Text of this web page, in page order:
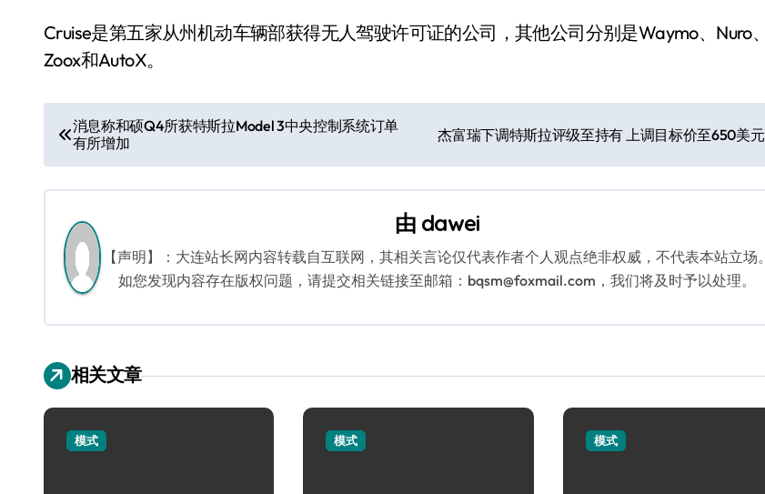
Cruise是第五家从州机动车辆部获得无人驾驶许可证的公司，其他公司分别是Waymo、Nuro、
Zoox和AutoX。
文
章
导
航
消息称和硕Q4所获特斯拉Model 3中央控制系统订单
有所增加
杰富瑞下调特斯拉评级至持有 上调目标价至650美元
由 dawei
【声明】：大连站长网内容转载自互联网，其相关言论仅代表作者个人观点绝非权威，不代表本站立场。
如您发现内容存在版权问题，请提交相关链接至邮箱：bqsm@foxmail.com，我们将及时予以处理。
相关文章
模式 模式 模式